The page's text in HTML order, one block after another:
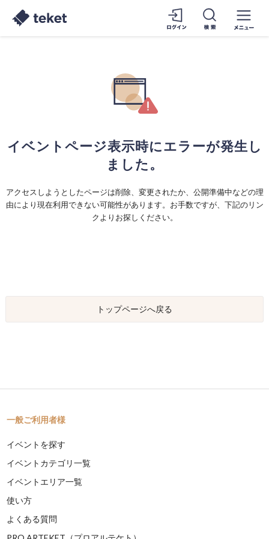
イベントページ表示時にエラーが発生し
ました。
アクセスしようとしたページは削除、変更されたか、公開準備中などの理
由により現在利用できない可能性があります。お手数ですが、下記のリン
クよりお探しください。
トップページへ戻る
一般ご利用者様
イベントを探す
イベントカテゴリ一覧
イベントエリア一覧
使い方
よくある質問